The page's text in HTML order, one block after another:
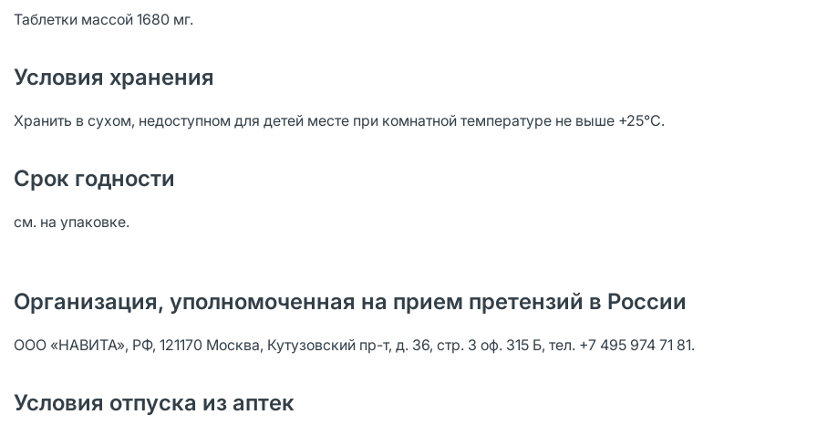
Таблетки массой 1680 мг.
Условия хранения
Хранить в сухом, недоступном для детей месте при комнатной температуре не выше +25°С.
Срок годности
см. на упаковке.
Организация, уполномоченная на прием претензий в России
ООО «НАВИТА», РФ, 121170 Москва, Кутузовский пр-т, д. 36, стр. 3 оф. 315 Б, тел. +7 495 974 71 81.
Условия отпуска из аптек